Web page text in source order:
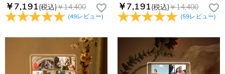
￥7,191(税込)￥14,400
(49レビュー)
￥7,191(税込)￥14,400
(59レビュー)